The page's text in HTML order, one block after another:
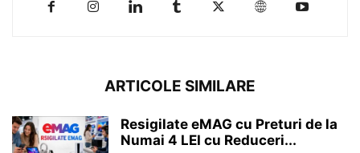
ARTICOLE SIMILARE
Resigilate eMAG cu Preturi de la
Numai 4 LEI cu Reduceri...